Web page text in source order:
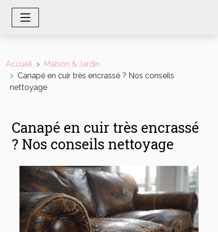
Accueil
Maison & Jardin
Canapé en cuir très encrassé ? Nos conseils
nettoyage
Canapé en cuir très encrassé
? Nos conseils nettoyage